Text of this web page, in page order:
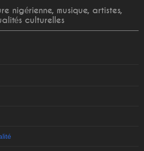
nigérienne, musique, artistes,
culturelles